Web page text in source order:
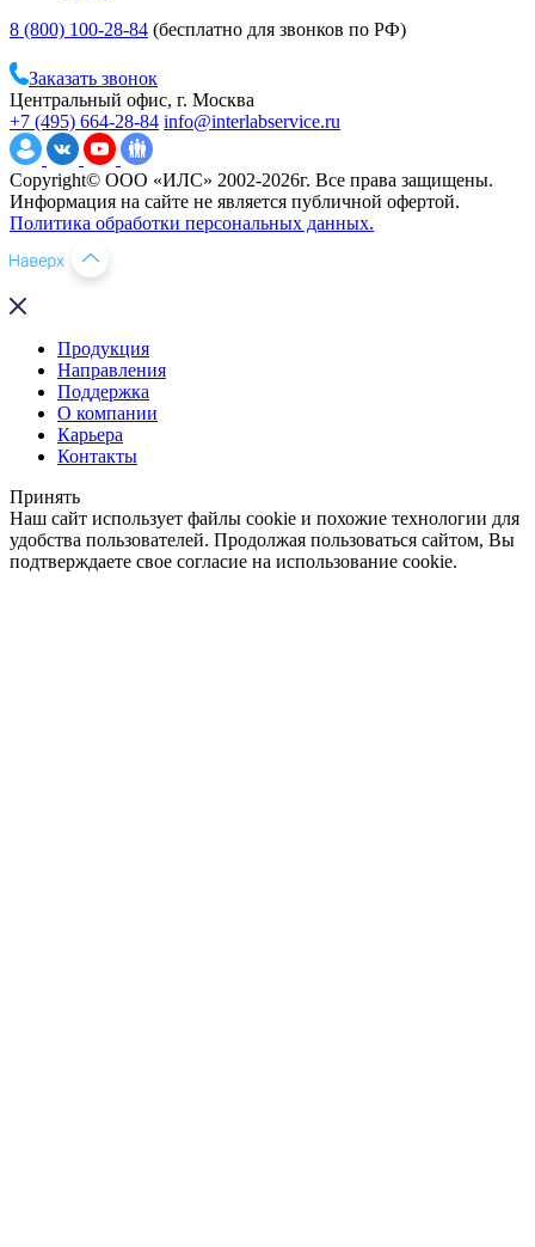
8 (800) 100-28-84 (бесплатно для звонков по РФ)
Заказать звонок
Центральный офис, г. Москва
+7 (495) 664-28-84 info@interlabservice.ru
Copyright© ООО «ИЛС» 2002-2026г. Все права защищены.
Информация на сайте не является публичной офертой.
Политика обработки персональных данных.
Продукция
Направления
Поддержка
О компании
Карьера
Контакты
Принять
Наш сайт использует файлы cookie и похожие технологии для
удобства пользователей. Продолжая пользоваться сайтом, Вы
подтверждаете свое согласие на использование cookie.